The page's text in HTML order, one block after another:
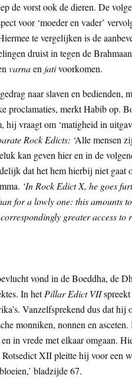
de vorst ook de dieren. De
voor ‘moeder en vader’
te vergelijken is de
druist in tegen de
varnaen jativoorkomen.
naar slaven en bedienden,
merkt Habib op.
hij vraagt om ‘matigheid in
Rock Edicts: ‘Alle mensen
kan geven hier en in de
dat het hem hierbij niet gaat
‘In Rock Edict X, he goes
for a lowly one: this amounts
greater access to
vond in de Boeddha, de
In hetPillar Edict VIIspreekt
Vanzelfsprekend dus dat
monniken, nonnen en
in vrede met elkaar omgaan.
XII pleitte hij voor een
bladzijde 67.